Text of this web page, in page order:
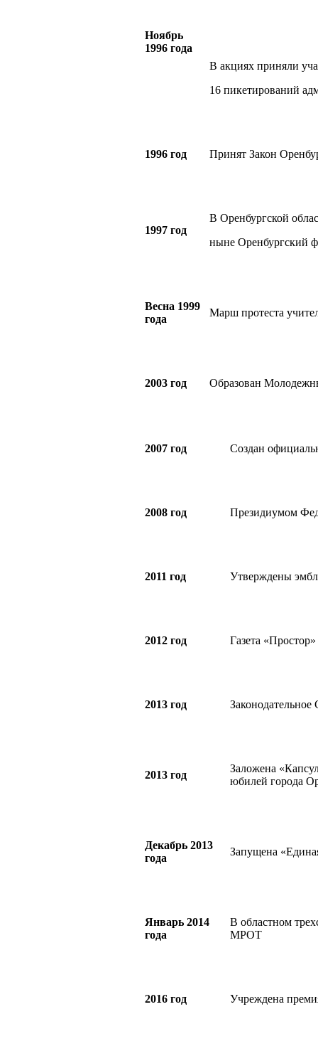
Ноябрь
1996 года
В акциях приняли
16 пикетирований
1996 год Принят Закон
1997 год
В Оренбургской
ныне Оренбургский
Весна 1999
года
Марш протеста
2003 год Образован
2007 год Создан
2008 год Президиумом
2011 год Утверждены
2012 год Газета
2013 год
2013 год
Заложена
юбилей города
Декабрь 2013
года
Запущена
Январь 2014
года
В областном
МРОТ
2016 год Учреждена